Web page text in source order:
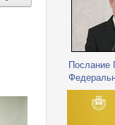
Послание